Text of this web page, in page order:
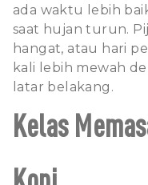
ada waktu lebih
saat hujan turun.
hangat, atau hari
kali lebih mewah
latar belakang.
Kelas